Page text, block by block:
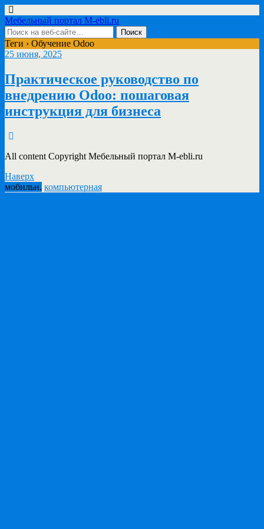
Мебельный портал M-ebli.ru
Теги › Обучение Odoo
25 июня, 2025
Практическое руководство по
внедрению Odoo: пошаговая
инструкция для бизнеса
All content Copyright Мебельный портал M-ebli.ru
Наверх
мобильн. компьютерная